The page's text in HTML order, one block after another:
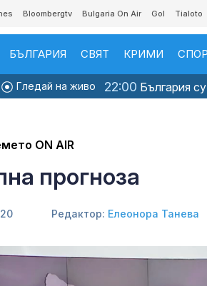
Bloombergtv Bulgaria On Air Gol Tialoto
БЪЛГАРИЯ СВЯТ КРИМИ
Гледай на живо 22:00 България
ON AIR
прогноза
Редактор: Елеонора Танева